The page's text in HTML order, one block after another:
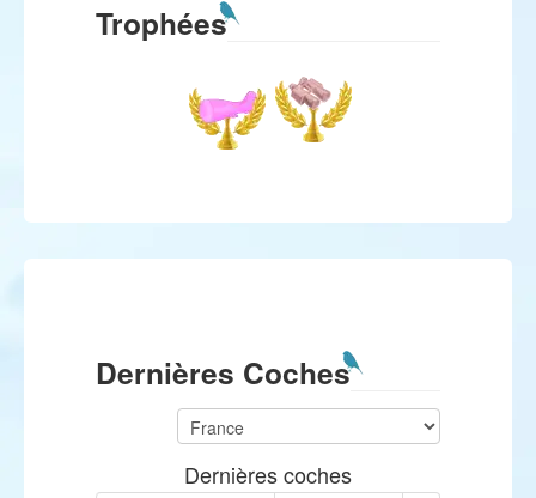
Trophées
Dernières Coches
Dernières coches